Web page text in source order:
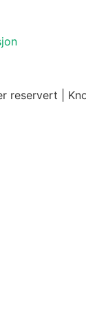
reservert |